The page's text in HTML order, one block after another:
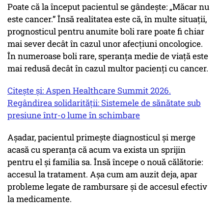
Poate că la început pacientul se gândește: „Măcar nu
este cancer.” Însă realitatea este că, în multe situații,
prognosticul pentru anumite boli rare poate fi chiar
mai sever decât în cazul unor afecțiuni oncologice.
În numeroase boli rare, speranța medie de viață este
mai redusă decât în cazul multor pacienți cu cancer.
Citește și: Aspen Healthcare Summit 2026.
Regândirea solidarității: Sistemele de sănătate sub
presiune într-o lume în schimbare
Așadar, pacientul primește diagnosticul și merge
acasă cu speranța că acum va exista un sprijin
pentru el și familia sa. Însă începe o nouă călătorie:
accesul la tratament. Așa cum am auzit deja, apar
probleme legate de rambursare și de accesul efectiv
la medicamente.